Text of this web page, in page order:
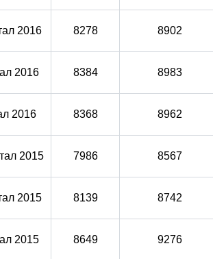
2016 8278 8902
2016 8384 8983
2016 8368 8962
2015 7986 8567
2015 8139 8742
2015 8649 9276